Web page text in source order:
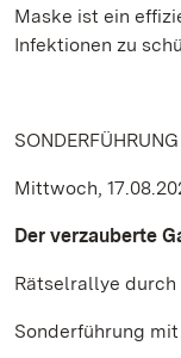
Maske ist ein
Infektionen zu
SONDERFÜHRUNG
Mittwoch,
Der verzauberte
Rätselrallye
Sonderführung